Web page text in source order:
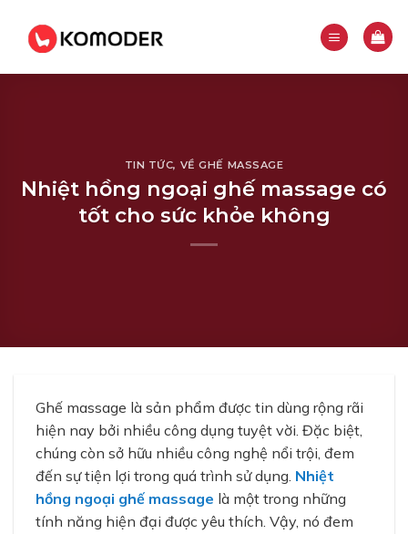
content
TIN TỨC, VỀ GHẾ MASSAGE
Nhiệt hồng ngoại ghế massage có
tốt cho sức khỏe không
Ghế massage là sản phẩm được tin dùng rộng rãi
hiện nay bởi nhiều công dụng tuyệt vời. Đặc biệt,
chúng còn sở hữu nhiều công nghệ nổi trội, đem
đến sự tiện lợi trong quá trình sử dụng. Nhiệt
hồng ngoại ghế massage là một trong những
tính năng hiện đại được yêu thích. Vậy, nó đem